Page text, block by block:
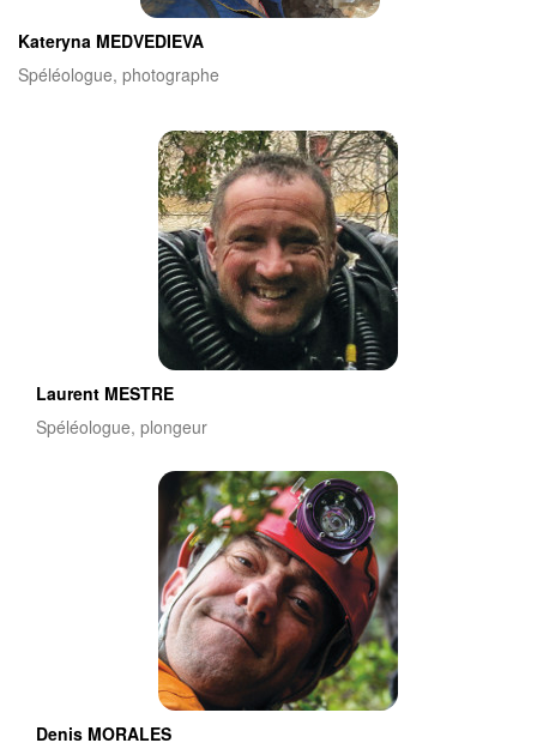
Kateryna MEDVEDIEVA
Spéléologue, photographe
Laurent MESTRE
Spéléologue, plongeur
Denis MORALES